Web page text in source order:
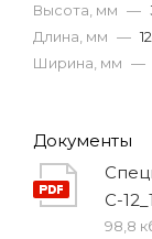
Высота, мм —
Длина, мм —
Ширина, мм —
Документы
С-
98,8